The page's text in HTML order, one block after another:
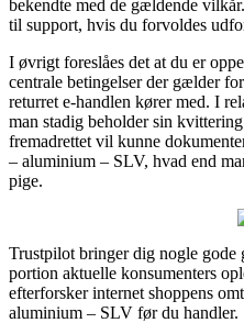
bekendte med de gældende
til support, hvis du forvoldes
I øvrigt foreslåes det at du er
centrale betingelser der gælder
returret e-handlen kører med. I
man stadig beholder sin
fremadrettet vil kunne
– aluminium – SLV, hvad end
pige.
Trustpilot bringer dig nogle gode
portion aktuelle konsumenters
efterforsker internet shoppens
aluminium – SLV før du handler.